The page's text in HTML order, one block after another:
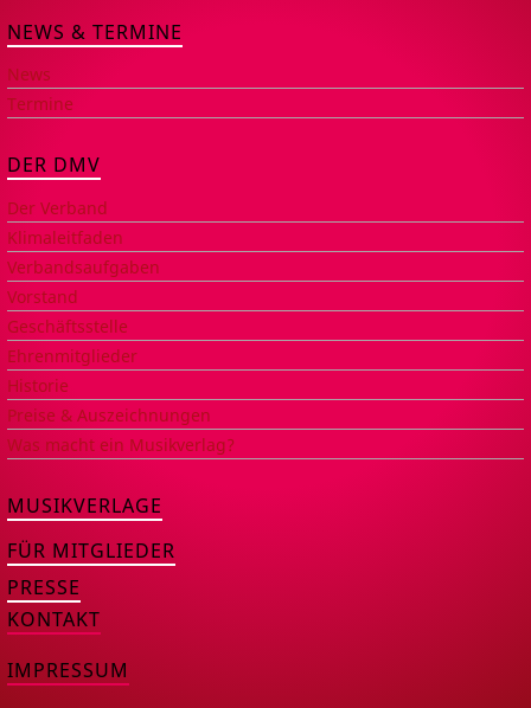
NEWS & TERMINE
News
Termine
DER DMV
Der Verband
Klimaleitfaden
Verbandsaufgaben
Vorstand
Geschäftsstelle
Ehrenmitglieder
Historie
Preise & Auszeichnungen
Was macht ein Musikverlag?
MUSIKVERLAGE
FÜR MITGLIEDER
PRESSE
KONTAKT
IMPRESSUM